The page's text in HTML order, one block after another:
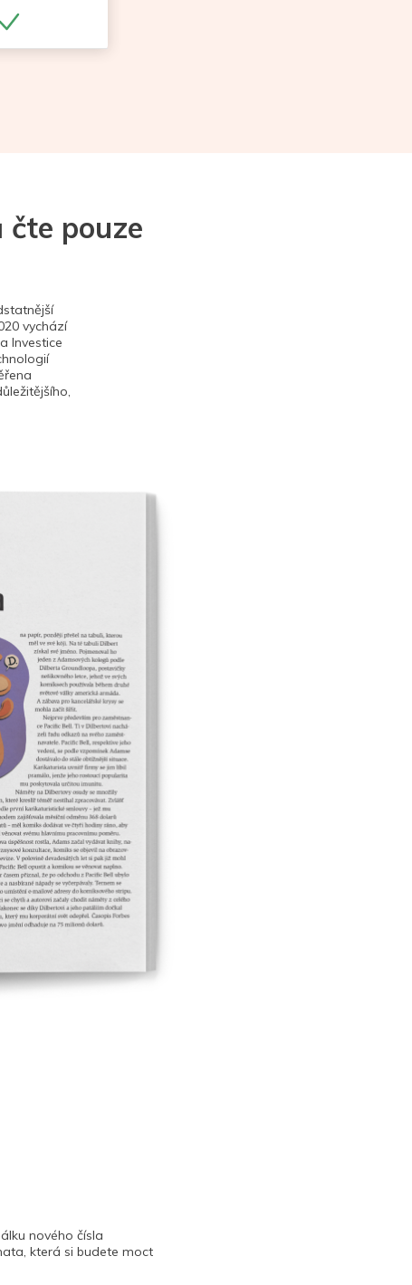
pouze
vychází
Investice
nového čísla
která si budete moct